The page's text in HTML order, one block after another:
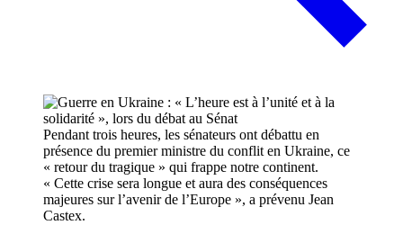
Pendant trois heures, les sénateurs ont débattu en
présence du premier ministre du conflit en Ukraine, ce
« retour du tragique » qui frappe notre continent.
« Cette crise sera longue et aura des conséquences
majeures sur l’avenir de l’Europe », a prévenu Jean
Castex.